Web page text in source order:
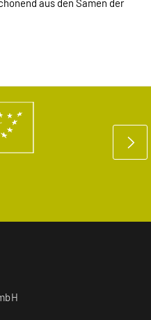
aus den Samen der